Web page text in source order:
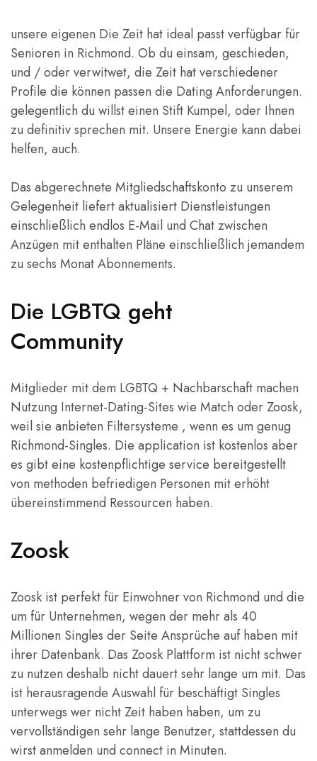
unsere eigenen Die Zeit hat ideal passt verfügbar für
Senioren in Richmond. Ob du einsam, geschieden,
und / oder verwitwet, die Zeit hat verschiedener
Profile die können passen die Dating Anforderungen.
gelegentlich du willst einen Stift Kumpel, oder Ihnen
zu definitiv sprechen mit. Unsere Energie kann dabei
helfen, auch.
Das abgerechnete Mitgliedschaftskonto zu unserem
Gelegenheit liefert aktualisiert Dienstleistungen
einschließlich endlos E-Mail und Chat zwischen
Anzügen mit enthalten Pläne einschließlich jemandem
zu sechs Monat Abonnements.
Die LGBTQ geht
Community
Mitglieder mit dem LGBTQ + Nachbarschaft machen
Nutzung Internet-Dating-Sites wie Match oder Zoosk,
weil sie anbieten Filtersysteme , wenn es um genug
Richmond-Singles. Die application ist kostenlos aber
es gibt eine kostenpflichtige service bereitgestellt
von methoden befriedigen Personen mit erhöht
übereinstimmend Ressourcen haben.
Zoosk
Zoosk ist perfekt für Einwohner von Richmond und die
um für Unternehmen, wegen der mehr als 40
Millionen Singles der Seite Ansprüche auf haben mit
ihrer Datenbank. Das Zoosk Plattform ist nicht schwer
zu nutzen deshalb nicht dauert sehr lange um mit. Das
ist herausragende Auswahl für beschäftigt Singles
unterwegs wer nicht Zeit haben haben, um zu
vervollständigen sehr lange Benutzer, stattdessen du
wirst anmelden und connect in Minuten.